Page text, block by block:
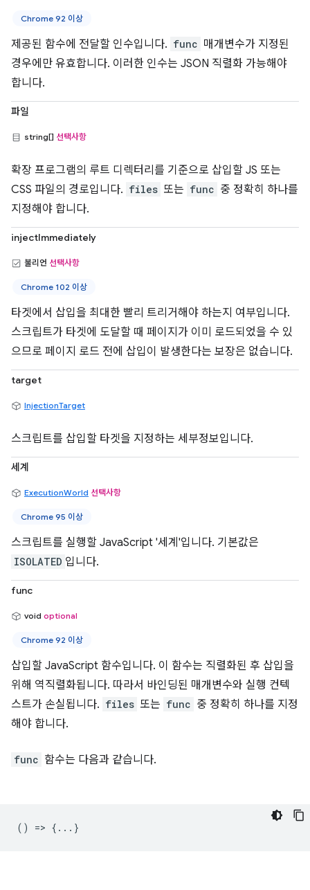
Chrome 92 이상
제공된 함수에 전달할 인수입니다. func 매개변수가 지정된
경우에만 유효합니다. 이러한 인수는 JSON 직렬화 가능해야
합니다.
파일
string[] 선택사항
확장 프로그램의 루트 디렉터리를 기준으로 삽입할 JS 또는
CSS 파일의 경로입니다. files 또는 func 중 정확히 하나를
지정해야 합니다.
injectImmediately
불리언 선택사항
Chrome 102 이상
타겟에서 삽입을 최대한 빨리 트리거해야 하는지 여부입니다.
스크립트가 타겟에 도달할 때 페이지가 이미 로드되었을 수 있
으므로 페이지 로드 전에 삽입이 발생한다는 보장은 없습니다.
target
InjectionTarget
스크립트를 삽입할 타겟을 지정하는 세부정보입니다.
세계
ExecutionWorld 선택사항
Chrome 95 이상
스크립트를 실행할 JavaScript '세계'입니다. 기본값은
ISOLATED 입니다.
func
void optional
Chrome 92 이상
삽입할 JavaScript 함수입니다. 이 함수는 직렬화된 후 삽입을
위해 역직렬화됩니다. 따라서 바인딩된 매개변수와 실행 컨텍
스트가 손실됩니다. files 또는 func 중 정확히 하나를 지정
해야 합니다.
func 함수는 다음과 같습니다.
() => {...}